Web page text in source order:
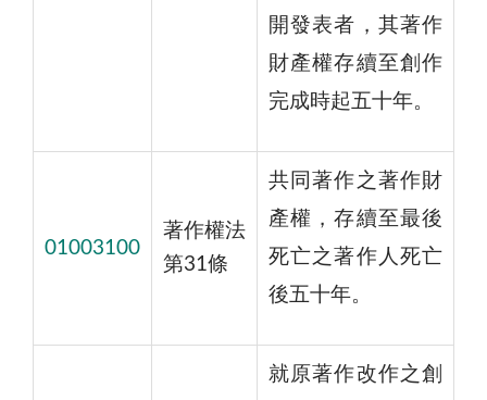
開發表者，其著作
財產權存續至創作
完成時起五十年。
01003100
著作權法
第31條
共同著作之著作財
產權，存續至最後
死亡之著作人死亡
後五十年。
就原著作改作之創